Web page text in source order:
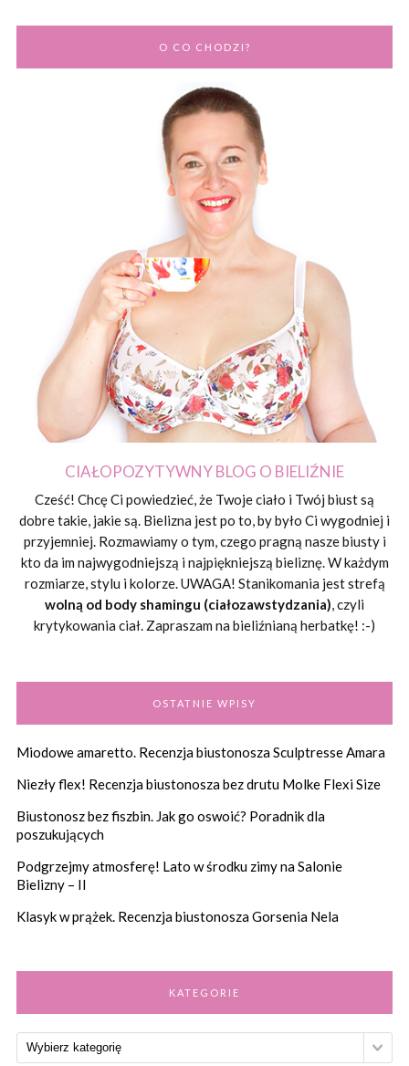
O CO CHODZI?
CIAŁOPOZYTYWNY BLOG O BIELIŹNIE
Cześć! Chcę Ci powiedzieć, że Twoje ciało i Twój biust są
dobre takie, jakie są. Bielizna jest po to, by było Ci wygodniej i
przyjemniej. Rozmawiamy o tym, czego pragną nasze biusty i
kto da im najwygodniejszą i najpiękniejszą bieliznę. W każdym
rozmiarze, stylu i kolorze. UWAGA! Stanikomania jest strefą
wolną od body shamingu (ciałozawstydzania), czyli
krytykowania ciał. Zapraszam na bieliźnianą herbatkę! :-)
OSTATNIE WPISY
Miodowe amaretto. Recenzja biustonosza Sculptresse Amara
Niezły flex! Recenzja biustonosza bez drutu Molke Flexi Size
Biustonosz bez fiszbin. Jak go oswoić? Poradnik dla
poszukujących
Podgrzejmy atmosferę! Lato w środku zimy na Salonie
Bielizny – II
Klasyk w prążek. Recenzja biustonosza Gorsenia Nela
KATEGORIE